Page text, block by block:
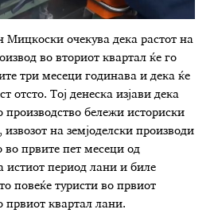
Мицкоски очекува дека растот на
во вториот квартал ќе го
три месеци годинава и дека ќе
отсто. Тој денеска изјави дека
производство бележи историски
на земјоделски производи
во првите пет месеци од
истиот период лани и биле
повеќе туристи во првиот
првиот квартал лани.